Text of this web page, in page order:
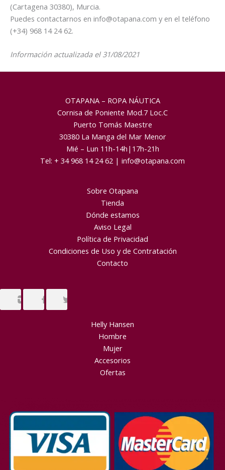
(Cartagena 30380), Murcia.
Puedes contactarnos en info@otapana.com y en el teléfono
(+34) 968 14 24 62.
Información actualizada el 31/08/2021
OTAPANA – ROPA NÁUTICA
Cornisa de Poniente Mod.7 Loc.C
Puerto Tomás Maestre
30380 La Manga del Mar Menor
Mié – Lun 11h-14h|17h-21h
Tel: + 34 968 14 24 62 | info@otapana.com
Sobre Otapana
Tienda
Dónde estamos
Aviso Legal
Política de Privacidad
Condiciones de Uso y de Contratación
Contacto
Helly Hansen
Hombre
Mujer
Accesorios
Ofertas